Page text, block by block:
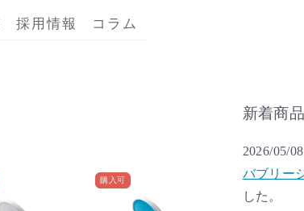
採用情報 コラム
購入可
新着商品
2026/05/08
バブリー
した。